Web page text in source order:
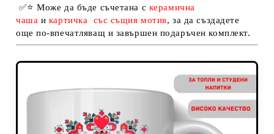
✅⭐Може да бъде съчетана с керамична
чаша и картичка със същия мотив, за да създадете
още по-впечатляващ и завършен подаръчен комплект.